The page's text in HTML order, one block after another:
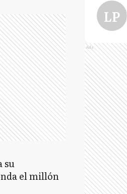
su
el millón
LP
Ads